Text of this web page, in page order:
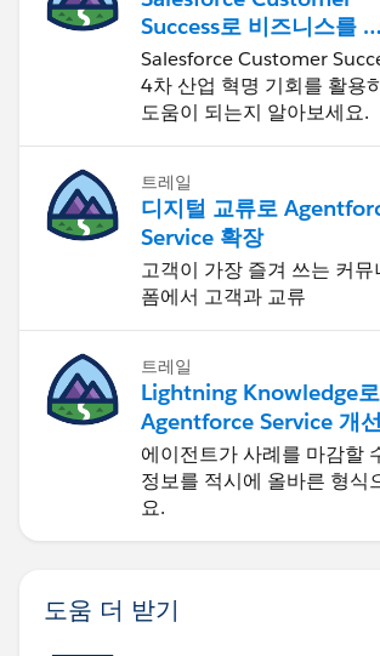
Success로 비즈니스를 혁
신하기
Salesforce Customer
4차 산업 혁명 기회를 활용
도움이 되는지 알아보세요.
트레일
디지털 교류로
Service 확장
고객이 가장 즐겨 쓰는 커
폼에서 고객과 교류
트레일
Lightning Knowledge로
Agentforce Service 개선
에이전트가 사례를 마감할
정보를 적시에 올바른 형식
요.
도움 더 받기